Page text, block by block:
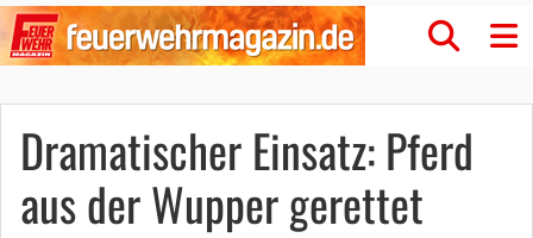
Dramatischer Einsatz: Pferd
aus der Wupper gerettet